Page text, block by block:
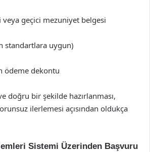
geçici mezuniyet belgesi
standartlara uygun)
ödeme dekontu
doğru bir şekilde hazırlanması,
ilerlemesi açısından oldukça
Sistemi Üzerinden Başvuru